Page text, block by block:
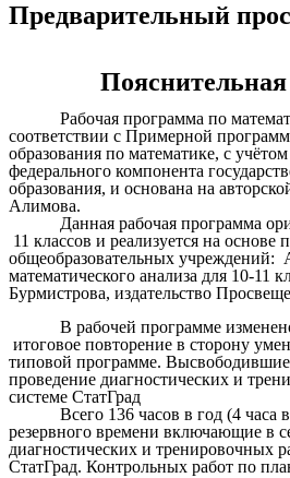
Предварительный
Пояснительная
Рабочая программа по
соответствии с Примерной
образования по математике, с
федерального компонента
образования, и основана на
Алимова.
Данная рабочая программа
11 классов и реализуется на
общеобразовательных учреждений:
математического анализа для 10-11
Бурмистрова, издательство
В рабочей программе
итоговое повторение в сторону
типовой программе.
проведение диагностических и
системе СтатГрад
Всего 136 часов в год (4 часа
резервного времени включающие в
диагностических и тренировочных
СтатГрад. Контрольных работ по